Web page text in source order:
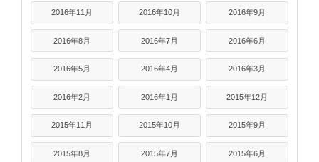
2016年11月 2016年10月 2016年9月
2016年8月 2016年7月 2016年6月
2016年5月 2016年4月 2016年3月
2016年2月 2016年1月 2015年12月
2015年11月 2015年10月 2015年9月
2015年8月 2015年7月 2015年6月